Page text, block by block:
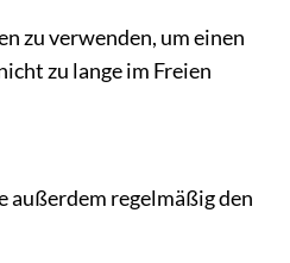
zu verwenden, um einen
zu lange im Freien
außerdem regelmäßig den